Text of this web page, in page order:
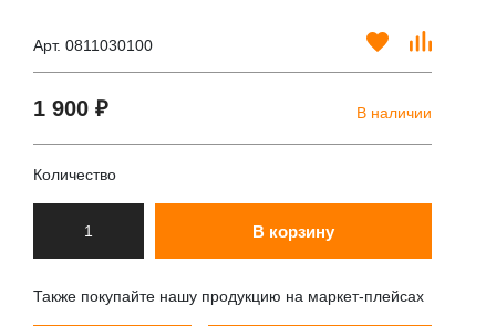
Арт. 0811030100
1 900 ₽ В наличии
Количество
В корзину
Также покупайте нашу продукцию на маркет-плейсах